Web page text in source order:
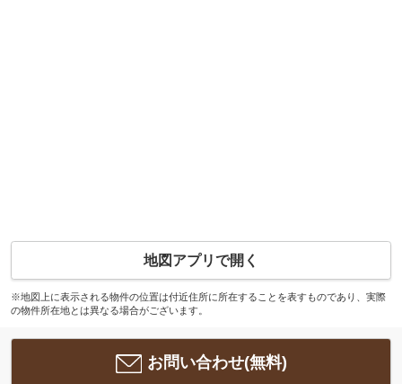
地図アプリで開く
※地図上に表示される物件の位置は付近住所に所在することを表すものであり、実際
の物件所在地とは異なる場合がございます。
お問い合わせ(無料)